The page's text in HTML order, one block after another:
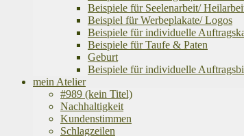
Beispiele für Seelenarbeit/
Beispiel für Werbeplakate/ Logos
Beispiele für individuelle
Beispiele für Taufe & Paten
Geburt
Beispiele für individuelle
mein Atelier
#989 (kein Titel)
Nachhaltigkeit
Kundenstimmen
Schlagzeilen